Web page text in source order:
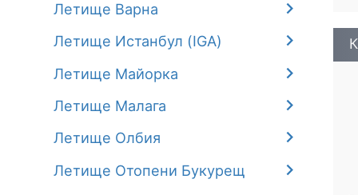
Летище Варна
Летище Истанбул (IGA)
Летище Майорка
Летище Малага
Летище Олбия
Летище Отопени Букурещ